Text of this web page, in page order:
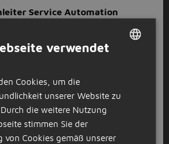
Service Automation
Hall (13km)
Automation (m/w/d)
GmbH – Schwäbisch Hall
Hall (13km)
verwendet
Cookies, um die
unserer Website zu
die weitere Nutzung
stimmen Sie der
von Cookies gemäß unserer